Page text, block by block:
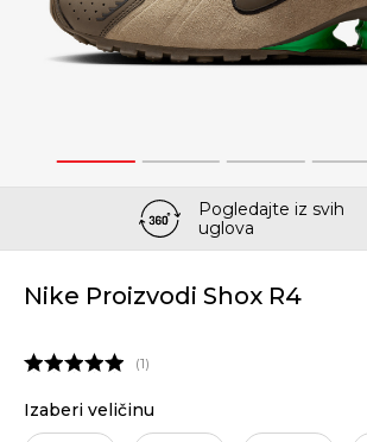
1 2 3 4
Pogledajte iz svih
uglova
Nike Proizvodi Shox R4
1
Izaberi veličinu